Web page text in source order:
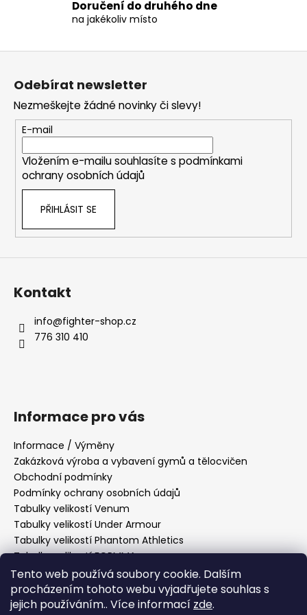
Tento web používá soubory cookie. Dalším
procházením tohoto webu vyjadřujete souhlas s
jejich používáním.. Více informací zde.
p
i
u
Doručení do druhého dne
na jakékoliv místo
Odebírat newsletter
Nezmeškejte žádné novinky či slevy!
E-mail
Vložením e-mailu souhlasíte s podmínkami
ochrany osobních údajů
PŘIHLÁSIT SE
Kontakt
info@fighter-shop.cz
776 310 410
Informace pro vás
Informace / Výměny
Zakázková výroba a vybavení gymů a tělocvičen
Obchodní podmínky
Podmínky ochrany osobních údajů
Tabulky velikostí Venum
Tabulky velikostí Under Armour
Tabulky velikostí Phantom Athletics
Tabulky velikostí FORMMA
Tabulky velikostí Tatami Fightwear
Tabulky velikostí Manto
Tabulky velikostí Hayabusa